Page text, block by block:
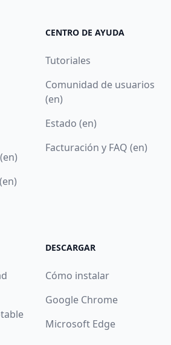
CENTRO DE AYUDA
Tutoriales
Comunidad de usuarios
(en)
Estado (en)
Facturación y FAQ (en)
DESCARGAR
Cómo instalar
Google Chrome
Microsoft Edge